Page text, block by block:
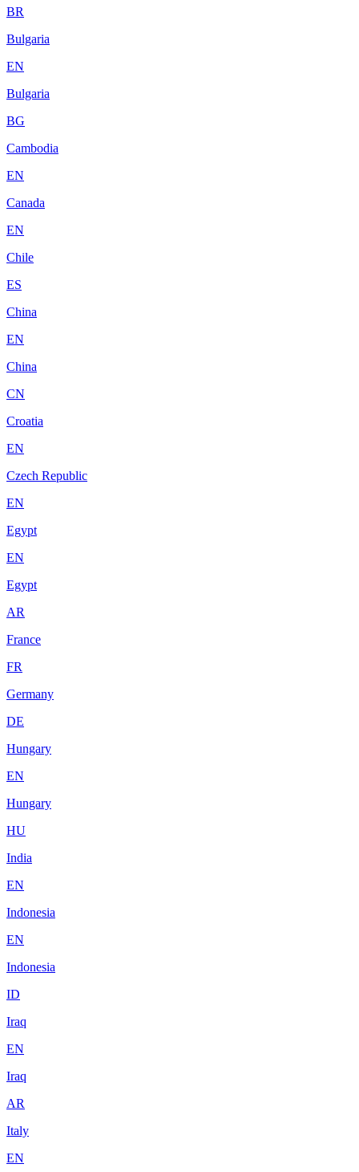
BR
Bulgaria
EN
Bulgaria
BG
Cambodia
EN
Canada
EN
Chile
ES
China
EN
China
CN
Croatia
EN
Czech Republic
EN
Egypt
EN
Egypt
AR
France
FR
Germany
DE
Hungary
EN
Hungary
HU
India
EN
Indonesia
EN
Indonesia
ID
Iraq
EN
Iraq
AR
Italy
EN